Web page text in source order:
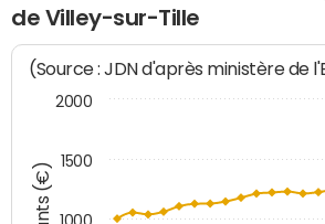
de Villey-sur-Tille
(Source : JDN d'après ministère de
1000
1500
2000